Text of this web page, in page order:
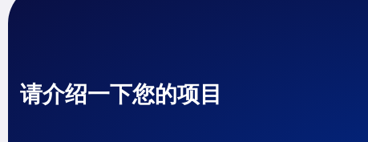
请介绍一下您的项目